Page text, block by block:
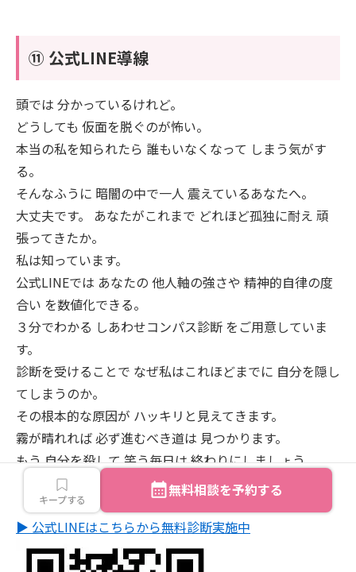
⑪ 公式LINE導線
頭では 分かっているけれど。
どうしても 仮面を脱ぐのが怖い。
本当の私を知られたら 誰もいなくなって しまう気がす
る。
そんなふうに 暗闇の中で一人 震えているあなたへ。
大丈夫です。 あなたがこれまで どれほど孤独に耐え 頑
張ってきたか。
私は知っています。
公式LINEでは あなたの 他人軸の強さや 精神的自律の度
合い を数値化できる。
３分でわかる しあわせコンパス診断 をご用意していま
す。
診断を受けることで なぜ私はこれほどまでに 自分を隠し
てしまうのか。
その根本的な原因が ハッキリと見えてきます。
霧が晴れれば 必ず進むべき道は 見つかります。
もう 自分を殺して 笑う毎日は 終わりにしましょう。
あなたがあなたらしく 深く深呼吸できる未来を。
一緒に 見つけに行きませんか。
▶ 公式LINEはこちらから無料診断実施中
キープする 無料相談を予約する